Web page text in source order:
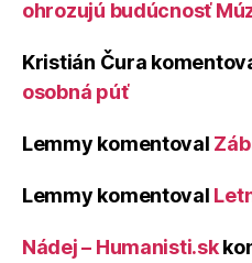
ohrozujú budúcnosť
Kristián Čura
osobná púť
Lemmy komentoval
Lemmy komentoval
Nádej – Humanisti.sk